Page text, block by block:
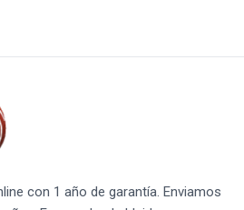
con 1 año de garantía. Enviamos